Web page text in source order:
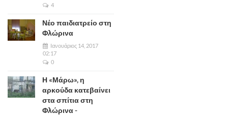
4
Νέο παιδιατρείο στη
Φλώρινα
Ιανουάριος 14, 2017
02:17
0
Η «Μάρω», η
αρκούδα κατεβαίνει
στα σπίτια στη
Φλώρινα -